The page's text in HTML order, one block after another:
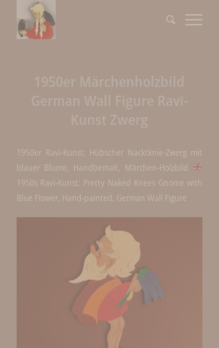
1950er Märchenholzbild
German Wall Figure Ravi-
Kunst Zwerg
1950er Ravi-Kunst: Hübscher Nacktknie-Zwerg mit
blauer Blume, Handbemalt, Märchen-Holzbild
1950s Ravi-Kunst: Pretty Naked Knees Gnome with
Blue Flower, Hand-painted, German Wall Figure